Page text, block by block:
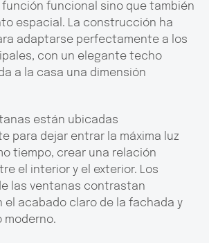
funcional sino que también
espacial. La construcción ha
adaptarse perfectamente a los
con un elegante techo
a la casa una dimensión
están ubicadas
para dejar entrar la máxima luz
tiempo, crear una relación
el interior y el exterior. Los
las ventanas contrastan
acabado claro de la fachada y
moderno.